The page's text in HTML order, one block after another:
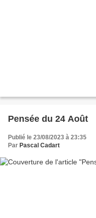
Pensée du 24 Août
Publié le 23/08/2023 à 23:35
Par Pascal Cadart